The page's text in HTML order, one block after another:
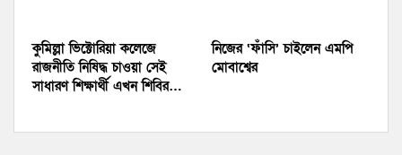
কুমিল্লা ভিক্টোরিয়া কলেজে
রাজনীতি নিষিদ্ধ চাওয়া সেই
সাধারণ শিক্ষার্থী এখন শিবির…
নিজের ‘ফাঁসি’ চাইলেন এমপি
মোবাশ্বের